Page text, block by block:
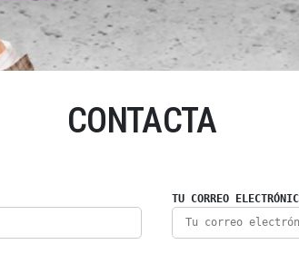
CONTACTA
TU CORREO